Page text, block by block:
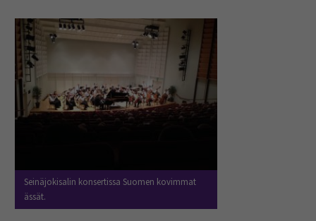
Seinäjokisalin konsertissa Suomen kovimmat
ässät.